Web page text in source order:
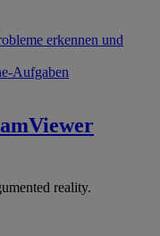
erkennen und
Aufgaben
reality.